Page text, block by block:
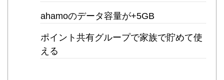
ahamoのデータ容量が+5GB
ポイント共有グループで家族で貯めて使
える